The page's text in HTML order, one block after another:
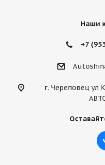
Наши
+7
г. Череповец ул